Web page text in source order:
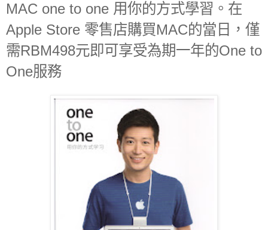
MAC one to one 用你的方式學習。在
Apple Store 零售店購買MAC的當日，僅
需RBM498元即可享受為期一年的One to
One服務